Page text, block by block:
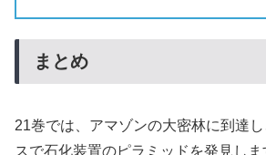
まとめ
21巻では、アマゾンの大密林に到達
スで石化装置のピラミッドを発見し